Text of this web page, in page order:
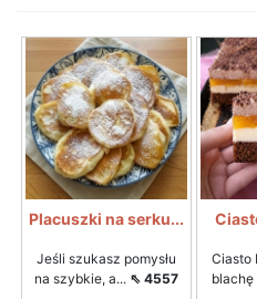
Placuszki na serku...
Jeśli szukasz pomysłu
na szybkie, a... ⇖ 4557
Ciasto
blachę